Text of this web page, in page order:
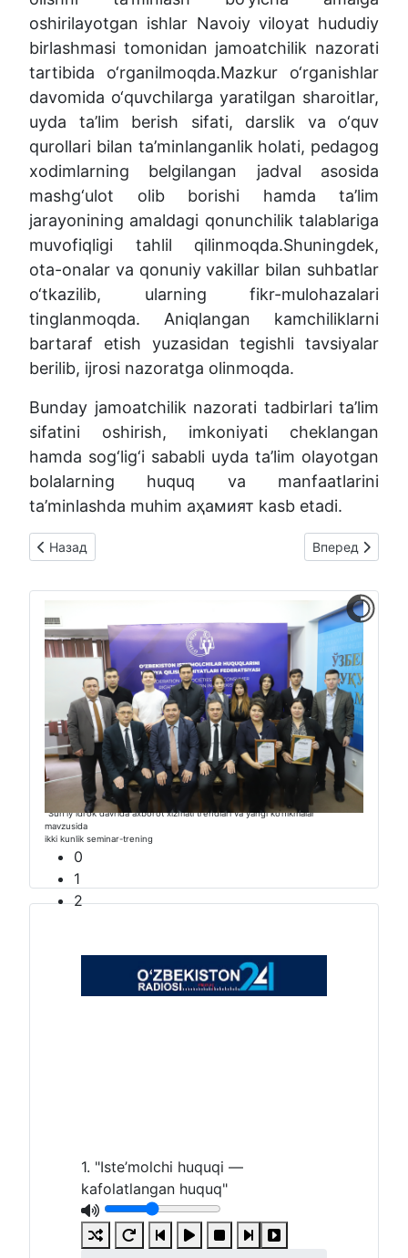
1. "Iste’molchi huquqi —
kafolatlangan huquq"
oshirilayotgan ishlar Navoiy viloyat hududiy
birlashmasi tomonidan jamoatchilik nazorati
tartibida o‘rganilmoqda.Mazkur o‘rganishlar
davomida o‘quvchilarga yaratilgan sharoitlar,
uyda ta’lim berish sifati, darslik va o‘quv
qurollari bilan ta’minlanganlik holati, pedagog
xodimlarning belgilangan jadval asosida
mashg‘ulot olib borishi hamda ta’lim
jarayonining amaldagi qonunchilik talablariga
muvofiqligi tahlil qilinmoqda.Shuningdek,
ota-onalar va qonuniy vakillar bilan suhbatlar
o‘tkazilib, ularning fikr-mulohazalari
tinglanmoqda. Aniqlangan kamchiliklarni
bartaraf etish yuzasidan tegishli tavsiyalar
berilib, ijrosi nazoratga olinmoqda.
Bunday jamoatchilik nazorati tadbirlari ta’lim
sifatini oshirish, imkoniyati cheklangan
hamda sog‘lig‘i sababli uyda ta’lim olayotgan
bolalarning huquq va manfaatlarini
ta’minlashda muhim аҳамият kasb etadi.
Предыдущий: Birinchi chorak faoliyat yakunlari muhokama
Назад Следующий: 7
Вперед
“Sunʼiy idrok davrida axborot xizmati trendlari va yangi ko‘nikmalar”
mavzusida
ikki kunlik seminar-trening
0
1
2